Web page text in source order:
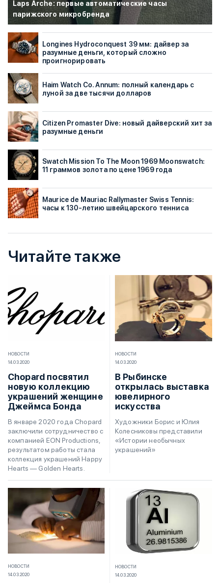
Laps Arche: первые автоматические часы
парижского микробренда
Longines Hydroconquest 39 мм: дайвер за
разумные деньги, который сложно
проигнорировать
Haim Watch Co. Annum: полный календарь с
луной за две тысячи долларов
Citizen Promaster Dive: новый дайверский хит за
разумные деньги
Swatch Mission To The Moon 1969 Moonswatch:
11 граммов золота по цене 1969 года
Maurice de Mauriac Rallymaster Swiss Tennis:
часы к 130-летию швейцарского тенниса
Читайте также
НОВОСТИ
14.03.2020
Chopard посвятил
новую коллекцию
украшений женщине
Джеймса Бонда
В январе 2020 года Chopard
заключили сотрудничество с
компанией EON Productions,
результатом работы стала
коллекция украшений Happy
Hearts — Golden Hearts.
НОВОСТИ
14.03.2020
В Рыбинске
открылась выставка
ювелирного
искусства
Художники Борис и Юлия
Колесниковы представили
«Истории необычных
украшений»
НОВОСТИ
14.03.2020
НОВОСТИ
14.03.2020